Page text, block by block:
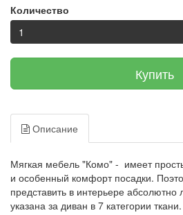
Количество
Купить
Описание
Мягкая мебель "Комо" - имеет
и особенный комфорт посадки.
представить в интерьере
указана за диван в 7 категории ткани.